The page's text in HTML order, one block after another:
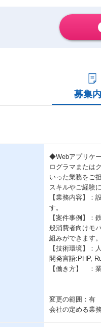
募集
◆Webアプリケ
ログラマまたは
いった業務をご
スキルやご経験
【業務内容】
す。
【案件事例】：
般消費者向けモ
組みができます。
【技術環境】
開発言語:PHP,
【働き方】 ：
変更の範囲：有
会社の定める業